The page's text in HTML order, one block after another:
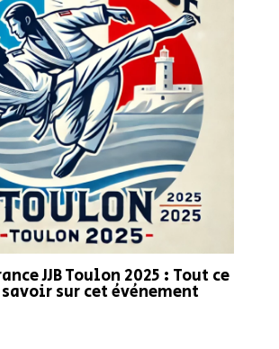
JJB Toulon 2025 : Tout ce
sur cet événement